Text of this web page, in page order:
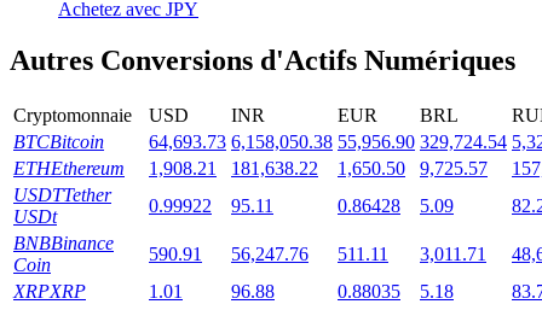
Launchpool
Achetez avec JPY
Autres Conversions d'Actifs Numériques
Cryptomonnaie USD INR EUR BRL
BTCBitcoin 64,693.73 6,158,050.38 55,956.90 329,724.54
ETHEthereum 1,908.21 181,638.22 1,650.50 9,725.57
USDTTether
USDt
0.99922 95.11 0.86428 5.09
BNBBinance
Coin
590.91 56,247.76 511.11 3,011.71
XRPXRP 1.01 96.88 0.88035 5.18